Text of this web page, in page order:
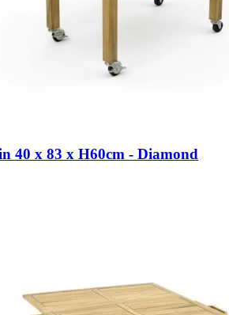
40 x 83 x H60cm - Diamond